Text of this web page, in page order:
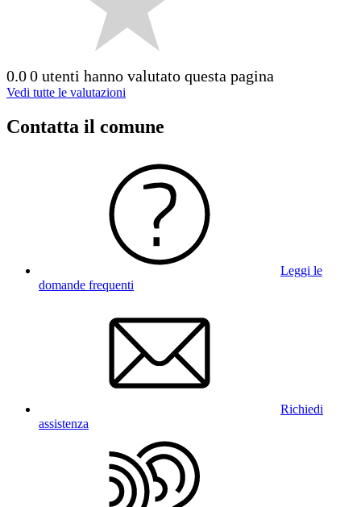
0.00 utenti hanno valutato questa pagina
Vedi tutte le valutazioni
Contatta il comune
Leggi le
domande frequenti
Richiedi
assistenza